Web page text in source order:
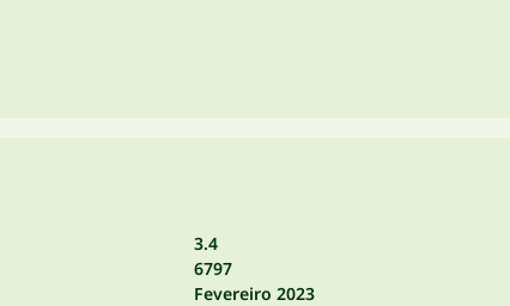
3.4
6797
Fevereiro 2023